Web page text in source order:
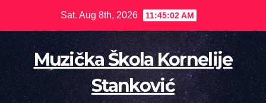
content
Sat. Aug 8th, 2026 11:45:03 AM
Muzička Škola Kornelije
Stanković